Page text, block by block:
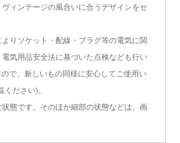
ィンテージの風合いに合うデザインをセ
りソケット・配線・プラグ等の電気に関
気用品安全法に基づいた点検なども行い
で、新しいもの同様に安心してご使用い
ください)。
態です。そのほか細部の状態などは、画